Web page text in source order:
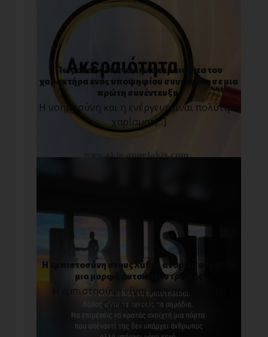
Πως ανακαλύπτω την ακεραιότητα του
χαρακτήρα ενός υποψηφίου συνεργάτη σε μια
πρώτη συνέντευξη;
Η νοημοσύνη και η ενέργεια είναι πολύτιμα
χαρίσματ[...]
Η εμπιστοσύνη στους λάθος ανθρώπους είναι
μια μορφή αυτοκαταστροφής
Η εμπιστοσύνη είναι κάτι που όλοι τη
ζητάμε, όλοι [...]